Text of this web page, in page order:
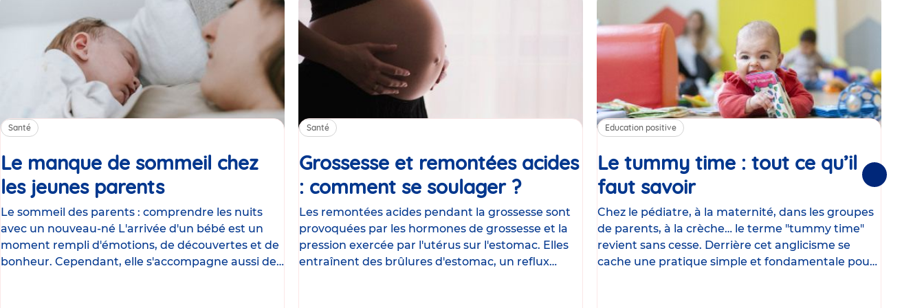
Santé
Le manque de sommeil chez
les jeunes parentsArticle
Le sommeil des parents : comprendre les nuits
avec un nouveau-né L'arrivée d'un bébé est un
moment rempli d'émotions, de découvertes et de
bonheur. Cependant, elle s'accompagne aussi de
Santé
Grossesse et remontées acides
: comment se soulager ?Article
Les remontées acides pendant la grossesse sont
provoquées par les hormones de grossesse et la
pression exercée par l'utérus sur l'estomac. Elles
entraînent des brûlures d'estomac, un reflux
Education positive
Le tummy time : tout ce qu’il
faut savoirArticle
Chez le pédiatre, à la maternité, dans les groupes
de parents, à la crèche… le terme "tummy time"
revient sans cesse. Derrière cet anglicisme se
cache une pratique simple et fondamentale pour
Suivantes